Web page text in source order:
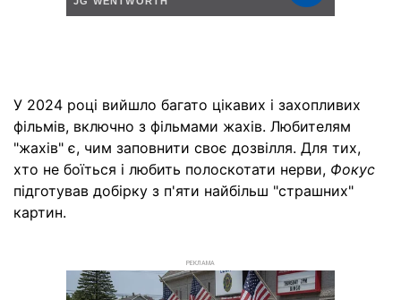
У 2024 році вийшло багато цікавих і захопливих
фільмів, включно з фільмами жахів. Любителям
"жахів" є, чим заповнити своє дозвілля. Для тих,
хто не боїться і любить полоскотати нерви, Фокус
підготував добірку з п'яти найбільш "страшних"
картин.
РЕКЛАМА